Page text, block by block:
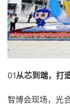
01从芯到端，打
智博会现场，光